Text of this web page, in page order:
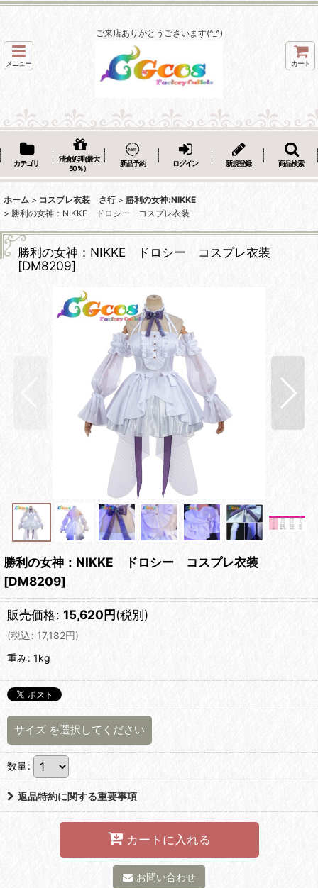
ご来店ありがとうございます(^_^)
メニュー カート
カテゴリ
清倉処理(最大
50％）
新品予約 ログイン 新規登録 商品検索
ホーム > コスプレ衣装 さ行 > 勝利の女神:NIKKE
> 勝利の女神：NIKKE ドロシー コスプレ衣装
勝利の女神：NIKKE ドロシー コスプレ衣装
[DM8209]
勝利の女神：NIKKE ドロシー コスプレ衣装
[DM8209]
販売価格: 15,620円(税別)
(税込: 17,182円)
重み: 1kg
サイズ を選択してください
数量:
返品特約に関する重要事項
カートに入れる
お問い合わせ